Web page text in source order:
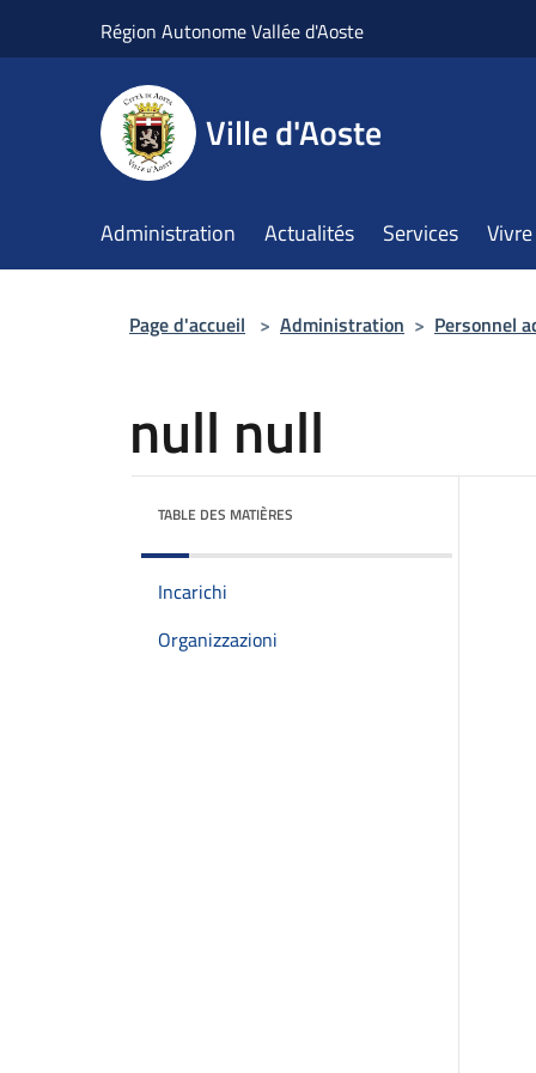
Région Autonome Vallée d'Aoste
Ville d'Aoste
Administration Actualités Services
Page d'accueil > Administration > Personnel
null null
TABLE DES MATIÈRES
Incarichi
Organizzazioni